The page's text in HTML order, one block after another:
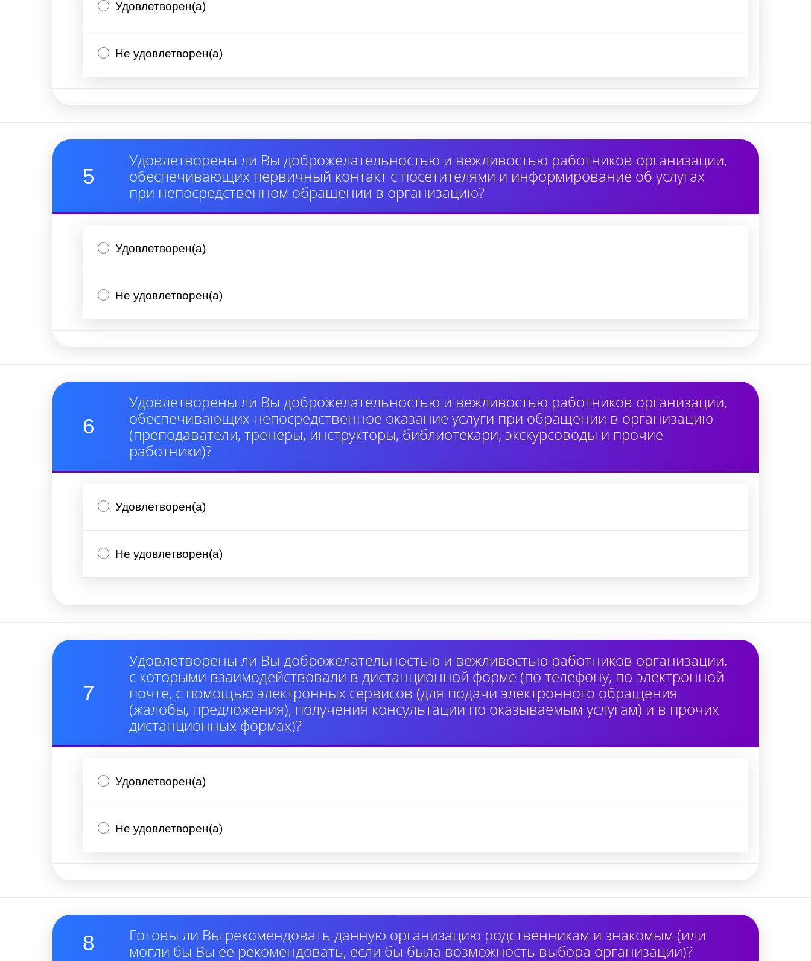
Удовлетворен(а)
Не удовлетворен(а)
5
Удовлетворены ли Вы доброжелательностью и вежливостью работников организации,
обеспечивающих первичный контакт с посетителями и информирование об услугах
при непосредственном обращении в организацию?
Удовлетворен(а)
Не удовлетворен(а)
6
Удовлетворены ли Вы доброжелательностью и вежливостью работников организации,
обеспечивающих непосредственное оказание услуги при обращении в организацию
(преподаватели, тренеры, инструкторы, библиотекари, экскурсоводы и прочие
работники)?
Удовлетворен(а)
Не удовлетворен(а)
7
Удовлетворены ли Вы доброжелательностью и вежливостью работников организации,
с которыми взаимодействовали в дистанционной форме (по телефону, по электронной
почте, с помощью электронных сервисов (для подачи электронного обращения
(жалобы, предложения), получения консультации по оказываемым услугам) и в прочих
дистанционных формах)?
Удовлетворен(а)
Не удовлетворен(а)
8
Готовы ли Вы рекомендовать данную организацию родственникам и знакомым (или
могли бы Вы ее рекомендовать, если бы была возможность выбора организации)?